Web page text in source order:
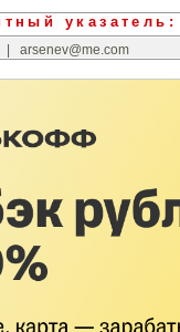
указатель :
arsenev@me.com